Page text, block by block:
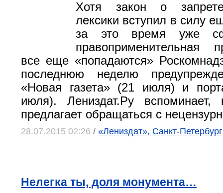
Хотя закон о
лексики вступил в силу
за это время уже
правоприменительная
все еще «попадаются»
последнюю неделю
«Новая газета» (21 июля) и
июля). Лениздат.Ру вспоминает,
предлагает обращаться с
28.07.2015 02:26 / «Лениздат», Санкт-Петербург
Нелегка ты, доля монумента…